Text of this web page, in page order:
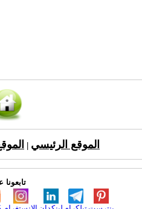
الموقع الرئيسي
تابعونا